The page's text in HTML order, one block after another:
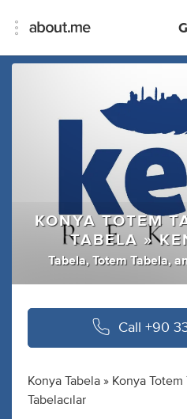
KONYA TOTEM
TABELA »
Tabela, Totem Tabela,
Call +90
Konya Tabela » Konya Totem
Tabelacılar